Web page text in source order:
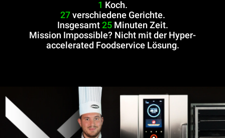
1 Koch.
27verschiedene Gerichte.
Insgesamt25 Minuten Zeit.
Mission Impossible? Nicht mit der Hyper-
accelerated Foodservice Lösung.